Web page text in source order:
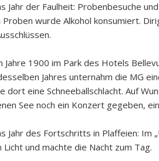
Jahr der Faulheit: Probenbesuche
wurde Alkohol konsumiert.
Jahre 1900 im Park des Hotels
Jahres unternahm die MG
dort eine Schneeballschlacht. Auf
See noch ein Konzert gegeben,
Jahr des Fortschritts in Plaffeien: Im
Licht und machte die Nacht zum Tag.